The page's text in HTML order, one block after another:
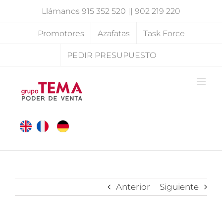
Llámanos 915 352 520 || 902 219 220
Promotores Azafatas Task Force
PEDIR PRESUPUESTO
Anterior Siguiente